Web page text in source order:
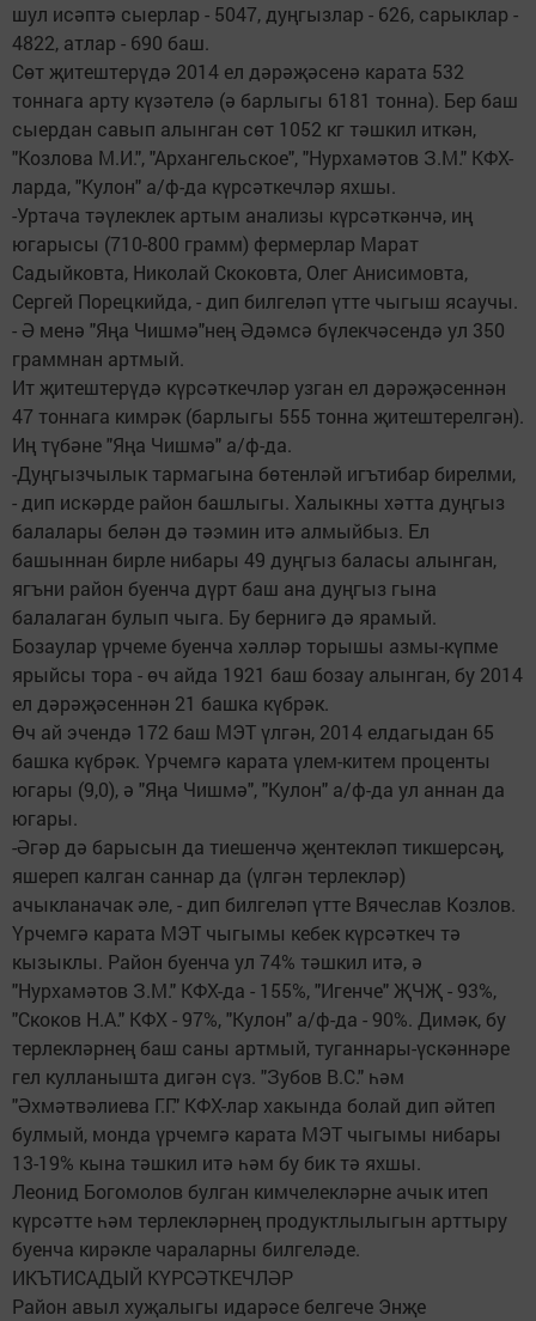
шул исәптә сыерлар - 5047, дуңгызлар - 626, сарыклар -
4822, атлар - 690 баш.
Сөт җитештерүдә 2014 ел дәрәҗәсенә карата 532
тоннага арту күзәтелә (ә барлыгы 6181 тонна). Бер баш
сыердан савып алынган сөт 1052 кг тәшкил иткән,
"Козлова М.И.", "Архангельское", "Нурхамәтов З.М." КФХ-
ларда, "Кулон" а/ф-да күрсәткечләр яхшы.
-Уртача тәүлеклек артым анализы күрсәткәнчә, иң
югарысы (710-800 грамм) фермерлар Марат
Садыйковта, Николай Скоковта, Олег Анисимовта,
Сергей Порецкийда, - дип билгеләп үтте чыгыш ясаучы.
- Ә менә "Яңа Чишмә"нең Әдәмсә бүлекчәсендә ул 350
граммнан артмый.
Ит җитештерүдә күрсәткечләр узган ел дәрәҗәсеннән
47 тоннага кимрәк (барлыгы 555 тонна җитештерелгән).
Иң түбәне "Яңа Чишмә" а/ф-да.
-Дуңгызчылык тармагына бөтенләй игътибар бирелми,
- дип искәрде район башлыгы. Халыкны хәтта дуңгыз
балалары белән дә тәэмин итә алмыйбыз. Ел
башыннан бирле нибары 49 дуңгыз баласы алынган,
ягъни район буенча дүрт баш ана дуңгыз гына
балалаган булып чыга. Бу бернигә дә ярамый.
Бозаулар үрчеме буенча хәлләр торышы азмы-күпме
ярыйсы тора - өч айда 1921 баш бозау алынган, бу 2014
ел дәрәҗәсеннән 21 башка күбрәк.
Өч ай эчендә 172 баш МЭТ үлгән, 2014 елдагыдан 65
башка күбрәк. Үрчемгә карата үлем-китем проценты
югары (9,0), ә "Яңа Чишмә", "Кулон" а/ф-да ул аннан да
югары.
-Әгәр дә барысын да тиешенчә җентекләп тикшерсәң,
яшереп калган саннар да (үлгән терлекләр)
ачыкланачак әле, - дип билгеләп үтте Вячеслав Козлов.
Үрчемгә карата МЭТ чыгымы кебек күрсәткеч тә
кызыклы. Район буенча ул 74% тәшкил итә, ә
"Нурхамәтов З.М." КФХ-да - 155%, "Игенче" ҖЧҖ - 93%,
"Скоков Н.А." КФХ - 97%, "Кулон" а/ф-да - 90%. Димәк, бу
терлекләрнең баш саны артмый, туганнары-үскәннәре
гел кулланышта дигән сүз. "Зубов В.С." һәм
"Әхмәтвәлиева Г.Г." КФХ-лар хакында болай дип әйтеп
булмый, монда үрчемгә карата МЭТ чыгымы нибары
13-19% кына тәшкил итә һәм бу бик тә яхшы.
Леонид Богомолов булган кимчелекләрне ачык итеп
күрсәтте һәм терлекләрнең продуктлылыгын арттыру
буенча кирәкле чараларны билгеләде.
ИКЪТИСАДЫЙ КҮРСӘТКЕЧЛӘР
Район авыл хуҗалыгы идарәсе белгече Энҗе